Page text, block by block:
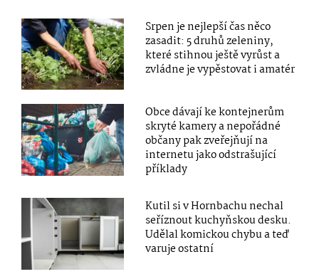
Srpen je nejlepší čas něco
zasadit: 5 druhů zeleniny,
které stihnou ještě vyrůst a
zvládne je vypěstovat i amatér
Obce dávají ke kontejnerům
skryté kamery a nepořádné
občany pak zveřejňují na
internetu jako odstrašující
příklady
Kutil si v Hornbachu nechal
seříznout kuchyňskou desku.
Udělal komickou chybu a teď
varuje ostatní